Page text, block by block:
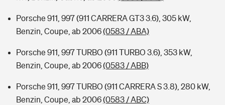
Porsche 911, 997 (911 CARRERA GT3 3.6), 305 kW,
Benzin, Coupe, ab 2006(0583 / ABA)
Porsche 911, 997 TURBO (911 TURBO 3.6), 353 kW,
Benzin, Coupe, ab 2006(0583 / ABB)
Porsche 911, 997 TURBO (911 CARRERA S 3.8), 280 kW,
Benzin, Coupe, ab 2006(0583 / ABC)